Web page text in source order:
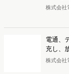
株式会社
データ
た8つの
におけ
モーシ
いいます
電通、
充し、
株式会社
自の大